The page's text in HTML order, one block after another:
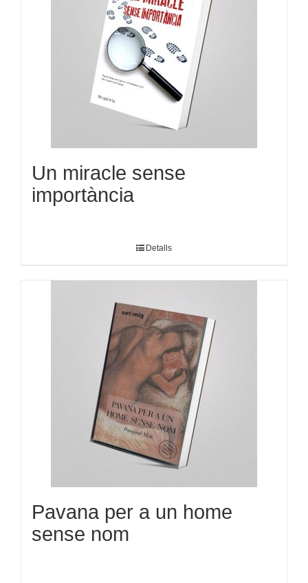
Un miracle sense
importància
Detalls
Pavana per a un home
sense nom